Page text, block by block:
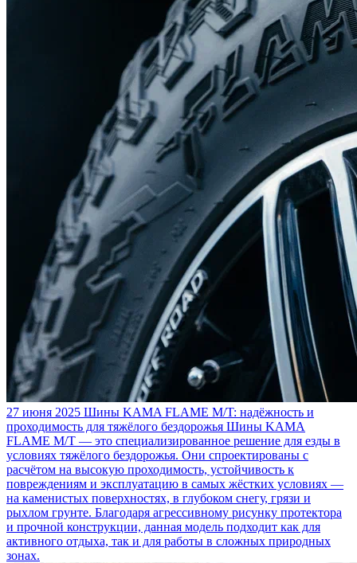
27 июня 2025 Шины KAMA FLAME M/T: надёжность и
проходимость для тяжёлого бездорожья Шины KAMA
FLAME M/T — это специализированное решение для езды в
условиях тяжёлого бездорожья. Они спроектированы с
расчётом на высокую проходимость, устойчивость к
повреждениям и эксплуатацию в самых жёстких условиях —
на каменистых поверхностях, в глубоком снегу, грязи и
рыхлом грунте. Благодаря агрессивному рисунку протектора
и прочной конструкции, данная модель подходит как для
активного отдыха, так и для работы в сложных природных
зонах.